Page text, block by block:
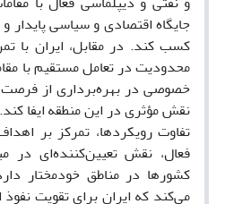
جایگاه اقتصادی و سیاسی پایدار
کسب کند. در مقابل، ایران با
محدودیت در تعامل مستقیم با
خصوصی در بهره‌برداری از
نقش مؤثری در این منطقه ایفا
تفاوت رویکردها، تمرکز بر
فعال، نقش تعیین‌کننده‌ای در
کشورها در مناطق خودمختار
می‌کند که ایران برای تقویت